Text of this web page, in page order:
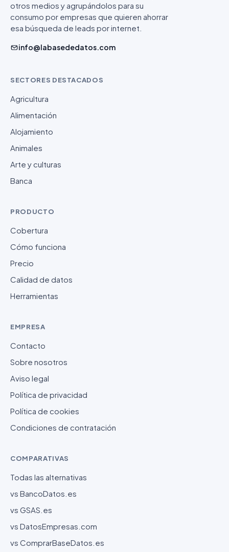
otros medios y agrupándolos para su
consumo por empresas que quieren ahorrar
esa búsqueda de leads por internet.
info@labasededatos.com
SECTORES DESTACADOS
Agricultura
Alimentación
Alojamiento
Animales
Arte y culturas
Banca
PRODUCTO
Cobertura
Cómo funciona
Precio
Calidad de datos
Herramientas
EMPRESA
Contacto
Sobre nosotros
Aviso legal
Política de privacidad
Política de cookies
Condiciones de contratación
COMPARATIVAS
Todas las alternativas
vs BancoDatos.es
vs GSAS.es
vs DatosEmpresas.com
vs ComprarBaseDatos.es